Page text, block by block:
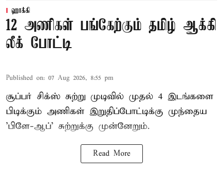
ஹாக்கி
12 அணிகள் பங்கேற்கும் தமிழ் ஆக்கி
லீக் போட்டி
Published on: 07 Aug 2026, 8:55 pm
சூப்பர் சிக்ஸ் சுற்று முடிவில் முதல் 4 இடங்களை
பிடிக்கும் அணிகள் இறுதிப்போட்டிக்கு முந்தைய
'பிளே-ஆப்' சுற்றுக்கு முன்னேறும்.
Read More